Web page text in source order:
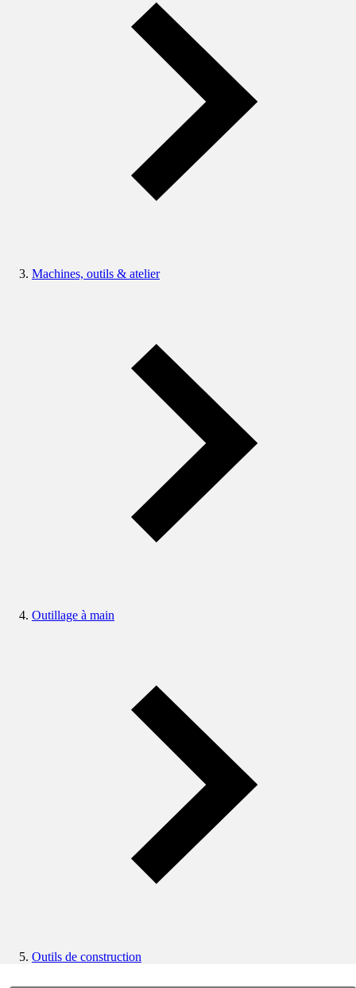
Machines, outils & atelier
Outillage à main
Outils de construction